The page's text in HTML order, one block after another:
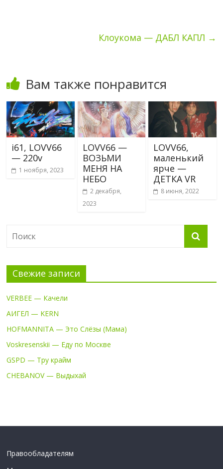
Клоукома — ДАБЛ КАПЛ →
Вам также понравится
i61, LOVV66
— 220v
1 ноября, 2023
LOVV66 —
ВОЗЬМИ
МЕНЯ НА
НЕБО
2 декабря,
2023
LOVV66,
маленький
ярче —
ДЕТКА VR
8 июня, 2022
Свежие записи
VERBEE — Качели
АИГЕЛ — KERN
HOFMANNITA — Это Слёзы (Мама)
Voskresenskii — Еду по Москве
GSPD — Тру крайм
CHEBANOV — Выдыхай
Правообладателям